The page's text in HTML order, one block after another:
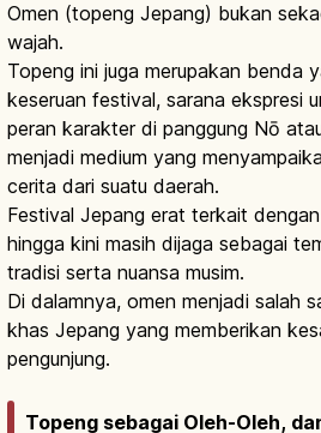
Omen (topeng Jepang) bukan
wajah.
Topeng ini juga merupakan benda
keseruan festival, sarana ekspresi
peran karakter di panggung Nō
menjadi medium yang
cerita dari suatu daerah.
Festival Jepang erat terkait
hingga kini masih dijaga sebagai
tradisi serta nuansa musim.
Di dalamnya, omen menjadi salah
khas Jepang yang memberikan
pengunjung.
Topeng sebagai Oleh-Oleh,